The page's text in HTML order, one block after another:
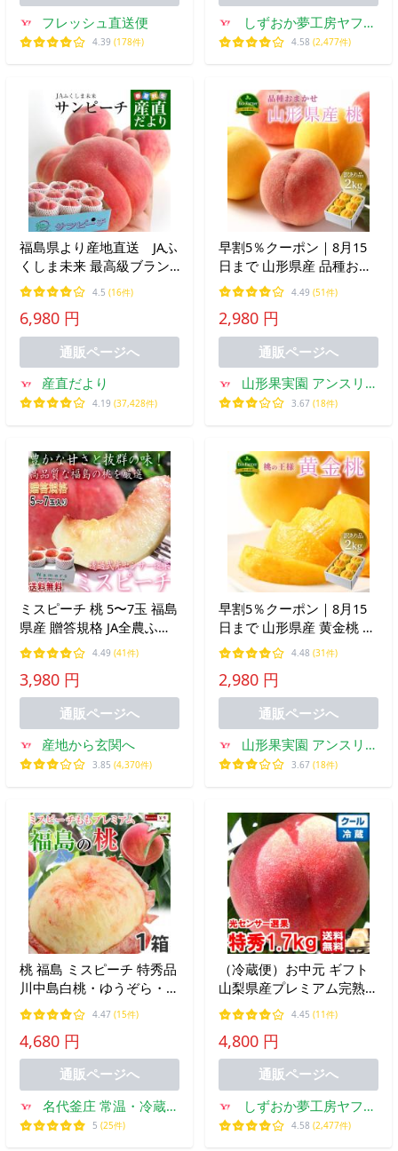
フレッシュ直送便
4.39 (178件)
しずおか夢工房ヤフー
店
4.58 (2,477件)
福島県より産地直送 JAふ
くしま未来 最高級ブラン
ド桃「サンピーチ」 約3キ
ロ（9玉から12玉） 送料無
料 桃 もも ピーチ爆買
4.5 (16件)
6,980 円
通販ページへ
産直だより
4.19 (37,428件)
早割5％クーポン｜8月15
日まで 山形県産 品種おま
かせ 桃 2kg 5〜10個 訳あ
り品 産地直送 果物 フルー
ツ ギフト 贈答品 お中元 8
月下旬からお届け mm_hw
4.49 (51件)
2,980 円
通販ページへ
山形果実園 アンスリー
ファーム
3.67 (18件)
ミスピーチ 桃 5〜7玉 福島
県産 贈答規格 JA全農ふく
しま 福島で採れたモモの
中でも厳選した高品質！光
センサー選果で安定した甘
さ
4.49 (41件)
3,980 円
通販ページへ
産地から玄関へ
3.85 (4,370件)
早割5％クーポン｜8月15
日まで 山形県産 黄金桃 桃
2kg 5〜10個 訳あり品 産
地直送 果物 フルーツ ギフ
ト 贈答品 お中元 8月下旬
からお届け mm_ow
4.48 (31件)
2,980 円
通販ページへ
山形果実園 アンスリー
ファーム
3.67 (18件)
桃 福島 ミスピーチ 特秀品
川中島白桃・ゆうぞら・そ
の他 1箱6-7玉入 約2kg ギ
フト もも モモ 果物 フル
ーツ 送料無料 白桃 日付指
定不可 同梱不可 沖縄不可
4.47 (15件)
4,680 円
通販ページへ
名代釜庄 常温・冷蔵・
メール便館
5 (25件)
（冷蔵便）お中元 ギフト
山梨県産プレミアム完熟も
も 特秀1.6ｋｇ
4.45 (11件)
4,800 円
通販ページへ
しずおか夢工房ヤフー
店
4.58 (2,477件)